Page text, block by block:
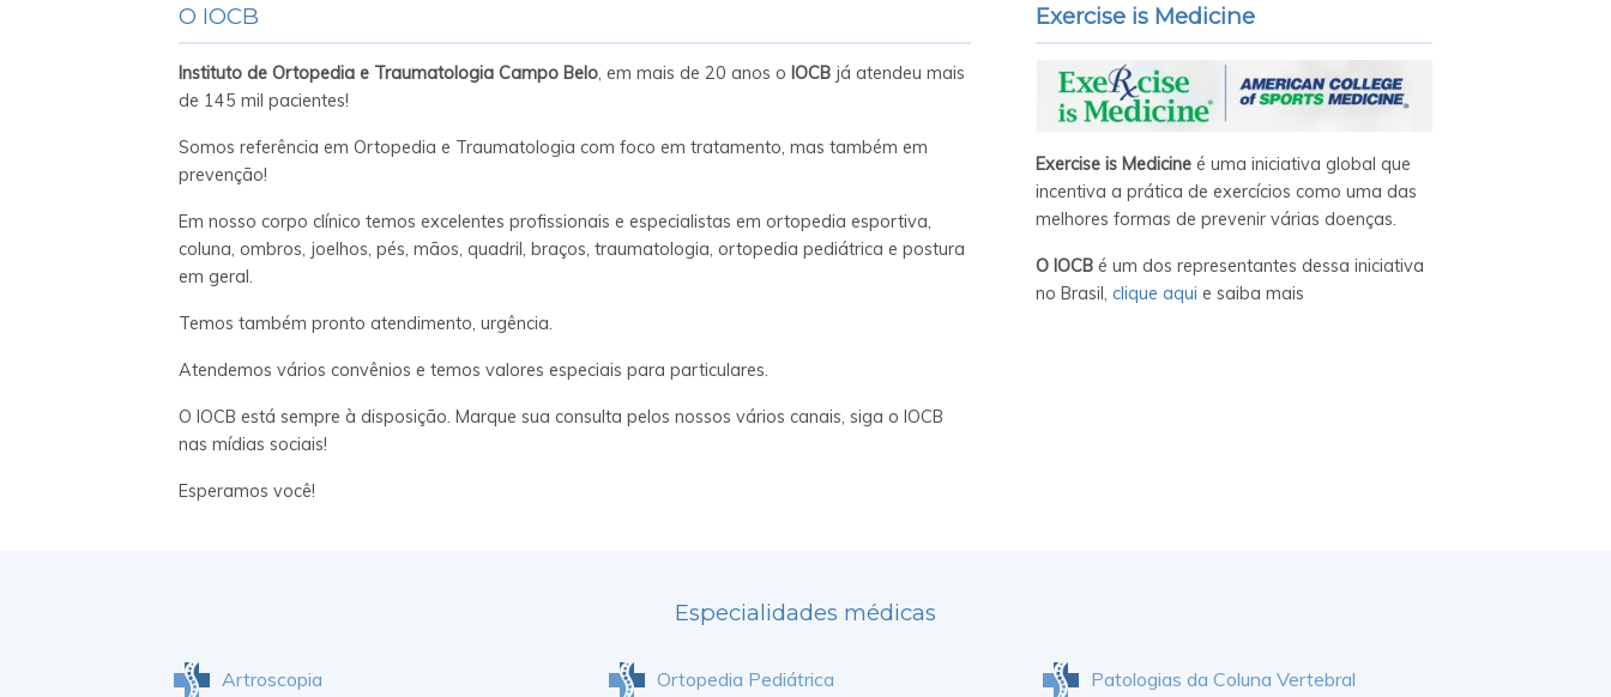
O IOCB
Instituto de Ortopedia e Traumatologia Campo Belo, em mais de 20 anos o IOCB já atendeu mais
de 145 mil pacientes!
Somos referência em Ortopedia e Traumatologia com foco em tratamento, mas também em
prevenção!
Em nosso corpo clínico temos excelentes profissionais e especialistas em ortopedia esportiva,
coluna, ombros, joelhos, pés, mãos, quadril, braços, traumatologia, ortopedia pediátrica e postura
em geral.
Temos também pronto atendimento, urgência.
Atendemos vários convênios e temos valores especiais para particulares.
O IOCB está sempre à disposição. Marque sua consulta pelos nossos vários canais, siga o IOCB
nas mídias sociais!
Esperamos você!
Exercise is Medicine
Exercise is Medicine é uma iniciativa global que
incentiva a prática de exercícios como uma das
melhores formas de prevenir várias doenças.
O IOCB é um dos representantes dessa iniciativa
no Brasil, clique aqui e saiba mais
Especialidades médicas
Artroscopia Ortopedia Pediátrica Patologias da Coluna Vertebral